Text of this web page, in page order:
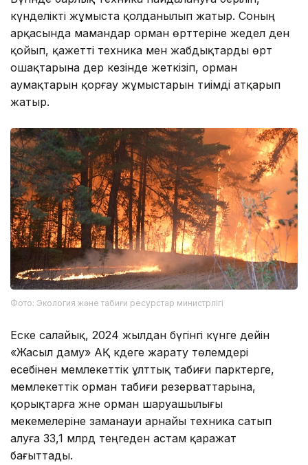
күнделікті жұмыста қолданылып жатыр. Соның
арқасында мамандар орман өрттеріне жедел ден
қойып, қажетті техника мен жабдықтарды өрт
ошақтарына дер кезінде жеткізіп, орман
аумақтарын қорғау жұмыстарын тиімді атқарып
жатыр.
Фото: Экология және табиғи ресурстар министрлігі
Еске салайық, 2024 жылдан бүгінгі күнге дейін
«Жасыл даму» АҚ кәдеге жарату төлемдері
есебінен мемлекеттік ұлттық табиғи парктерге,
мемлекеттік орман табиғи резерваттарына,
қорықтарға және орман шаруашылығы
мекемелеріне заманауи арнайы техника сатып
алуға 33,1 млрд теңгеден астам қаражат
бағыттады.